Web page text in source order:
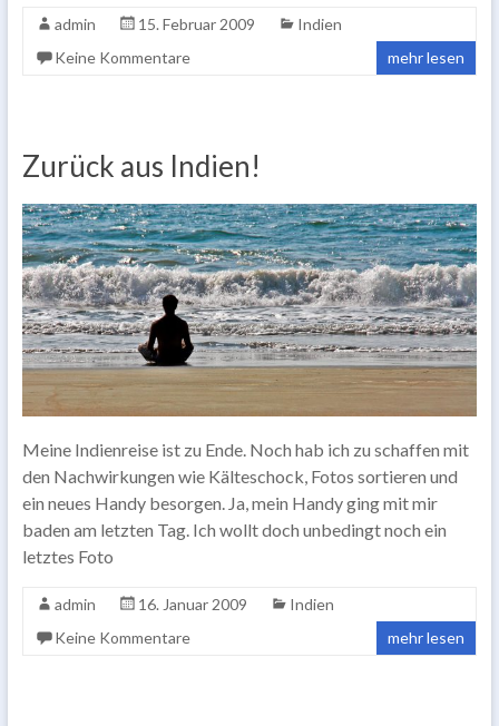
admin 15. Februar 2009
Indien
Keine Kommentare
mehr lesen
Zurück aus Indien!
Meine Indienreise ist zu Ende. Noch hab ich zu schaffen mit
den Nachwirkungen wie Kälteschock, Fotos sortieren und
ein neues Handy besorgen. Ja, mein Handy ging mit mir
baden am letzten Tag. Ich wollt doch unbedingt noch ein
letztes Foto
admin 16. Januar 2009
Indien
Keine Kommentare
mehr lesen